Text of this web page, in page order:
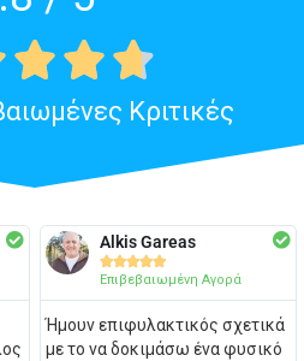

Κριτικές
Alkis Gareas

Επιβεβαιωμένη Αγορά
Ήμουν επιφυλακτικός σχετικά
με το να δοκιμάσω ένα φυσικό